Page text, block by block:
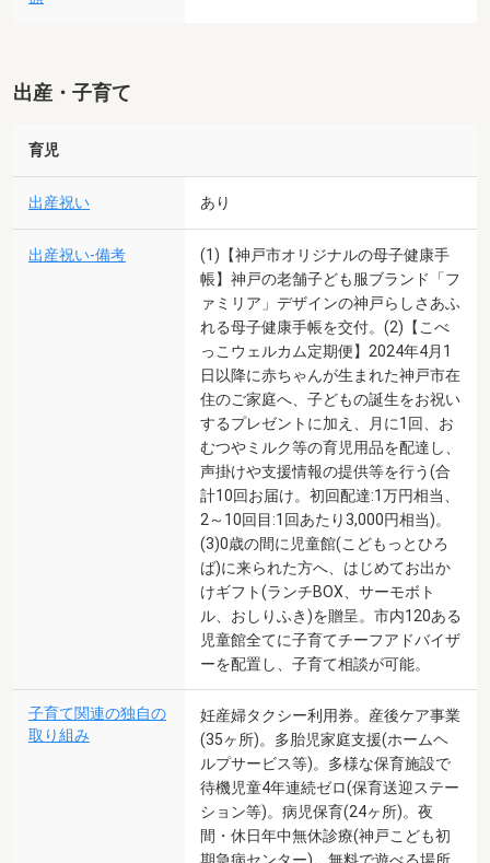
出産・子育て
育児
出産祝い あり
出産祝い-備考
(1)【神戸市オリジナルの母子健康手
帳】神戸の老舗子ども服ブランド「フ
ァミリア」デザインの神戸らしさあふ
れる母子健康手帳を交付。(2)【こべ
っこウェルカム定期便】2024年4月1
日以降に赤ちゃんが生まれた神戸市在
住のご家庭へ、子どもの誕生をお祝い
するプレゼントに加え、月に1回、お
むつやミルク等の育児用品を配達し、
声掛けや支援情報の提供等を行う(合
計10回お届け。初回配達:1万円相当、
2～10回目:1回あたり3,000円相当)。
(3)0歳の間に児童館(こどもっとひろ
ば)に来られた方へ、はじめてお出か
けギフト(ランチBOX、サーモボト
ル、おしりふき)を贈呈。市内120ある
児童館全てに子育てチーフアドバイザ
ーを配置し、子育て相談が可能。
子育て関連の独自の
取り組み
妊産婦タクシー利用券。産後ケア事業
(35ヶ所)。多胎児家庭支援(ホームヘ
ルプサービス等)。多様な保育施設で
待機児童4年連続ゼロ(保育送迎ステー
ション等)。病児保育(24ヶ所)。夜
間・休日年中無休診療(神戸こども初
期急病センター)。無料で遊べる場所